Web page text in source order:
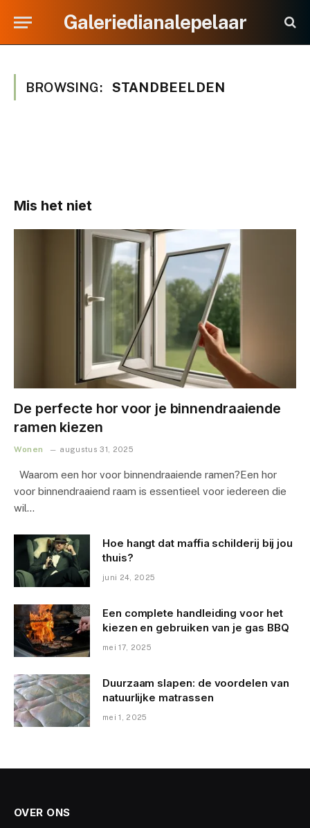
Galeriedianalepelaar
BROWSING: STANDBEELDEN
Mis het niet
De perfecte hor voor je binnendraaiende
ramen kiezen
Wonen augustus 31, 2025
Waarom een hor voor binnendraaiende ramen?Een hor
voor binnendraaiend raam is essentieel voor iedereen die
wil…
Hoe hangt dat maffia schilderij bij jou
thuis?
juni 24, 2025
Een complete handleiding voor het
kiezen en gebruiken van je gas BBQ
mei 17, 2025
Duurzaam slapen: de voordelen van
natuurlijke matrassen
mei 1, 2025
OVER ONS